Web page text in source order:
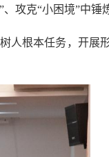
攻克“小困境”中锤
人根本任务，开展